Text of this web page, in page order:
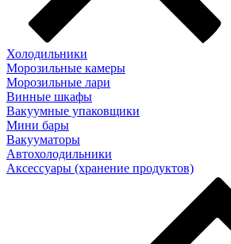
Холодильники
Морозильные камеры
Морозильные лари
Винные шкафы
Вакуумные упаковщики
Мини бары
Вакууматоры
Автохолодильники
Аксессуары (хранение продуктов)